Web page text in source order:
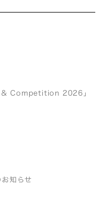
& Competition 2026」
知らせ